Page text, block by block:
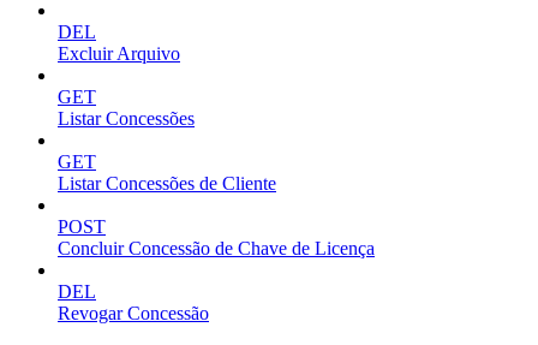
DEL
Excluir Arquivo
GET
Listar Concessões
GET
Listar Concessões de Cliente
POST
Concluir Concessão de Chave de Licença
DEL
Revogar Concessão